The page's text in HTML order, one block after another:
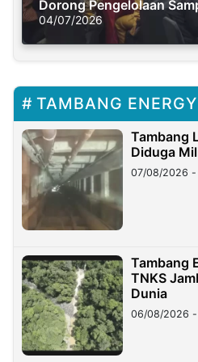
Dorong Pengelolaan
Solusi Krisis Iklim
04/07/2026
TAMBANG ENERGY
Tambang
Diduga
07/08/2026 -
Tambang
TNKS
Dunia
06/08/2026 -